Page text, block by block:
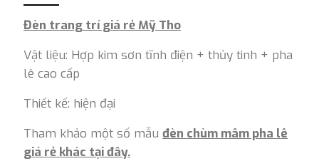
Đèn trang trí giá rẻ Mỹ Tho
Vật liệu: Hợp kim sơn tĩnh điện + thủy tinh + pha
lê cao cấp
Thiết kế: hiện đại
Tham khảo một số mẫu đèn chùm mâm pha lê
giá rẻ khác tại đây.